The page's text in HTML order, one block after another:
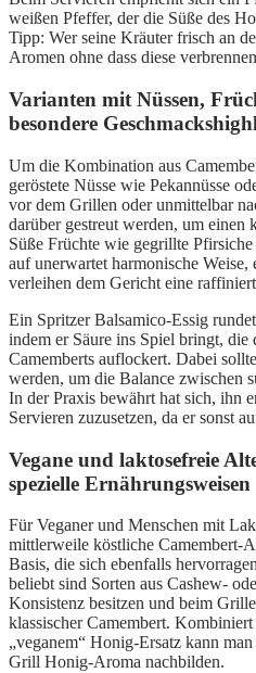
weißen Pfeffer, der die Süße des
Tipp: Wer seine Kräuter frisch an
Aromen ohne dass diese
Varianten mit Nüssen,
besondere
Um die Kombination aus
geröstete Nüsse wie Pekannüsse
vor dem Grillen oder unmittelbar
darüber gestreut werden, um einen
Süße Früchte wie gegrillte
auf unerwartet harmonische Weise,
verleihen dem Gericht eine
Ein Spritzer Balsamico-Essig
indem er Säure ins Spiel bringt, die
Camemberts auflockert. Dabei
werden, um die Balance zwischen
In der Praxis bewährt hat sich, ihn
Servieren zuzusetzen, da er sonst
Vegane und laktosefreie
spezielle Ernährungsweisen
Für Veganer und Menschen mit
mittlerweile köstliche Camembert-
Basis, die sich ebenfalls
beliebt sind Sorten aus Cashew-
Konsistenz besitzen und beim
klassischer Camembert.
„veganem“ Honig-Ersatz kann
Grill Honig-Aroma nachbilden.